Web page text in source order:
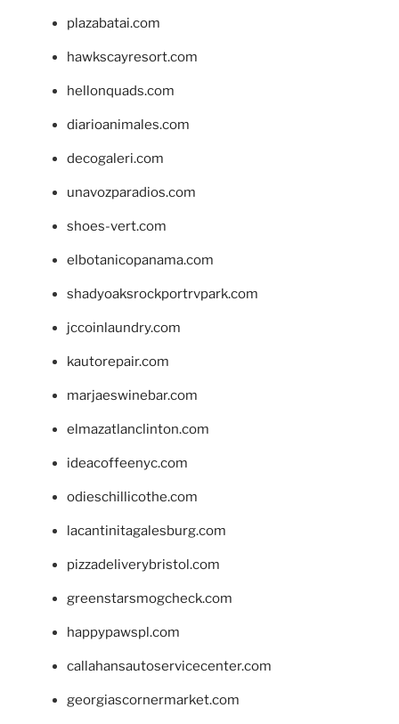
plazabatai.com
hawkscayresort.com
hellonquads.com
diarioanimales.com
decogaleri.com
unavozparadios.com
shoes-vert.com
elbotanicopanama.com
shadyoaksrockportrvpark.com
jccoinlaundry.com
kautorepair.com
marjaeswinebar.com
elmazatlanclinton.com
ideacoffeenyc.com
odieschillicothe.com
lacantinitagalesburg.com
pizzadeliverybristol.com
greenstarsmogcheck.com
happypawspl.com
callahansautoservicecenter.com
georgiascornermarket.com